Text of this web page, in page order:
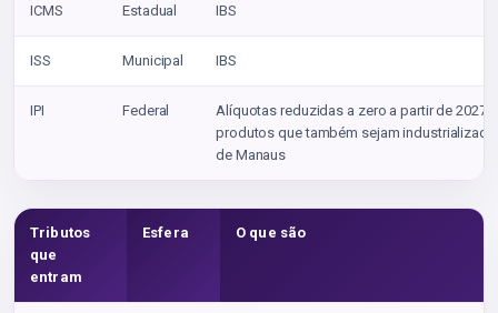
ICMS Estadual IBS
ISS Municipal IBS
IPI Federal
Alíquotas reduzidas a zero a partir de 2027,
produtos que também sejam
de Manaus
Tributos
que
entram
Esfera O que são